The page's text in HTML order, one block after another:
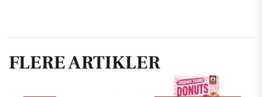
FLERE ARTIKLER